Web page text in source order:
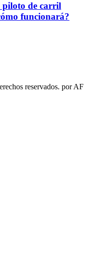
piloto de carril
funcionará?
reservados. por AF